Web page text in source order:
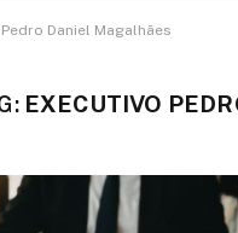
Daniel Magalhães
EXECUTIVO